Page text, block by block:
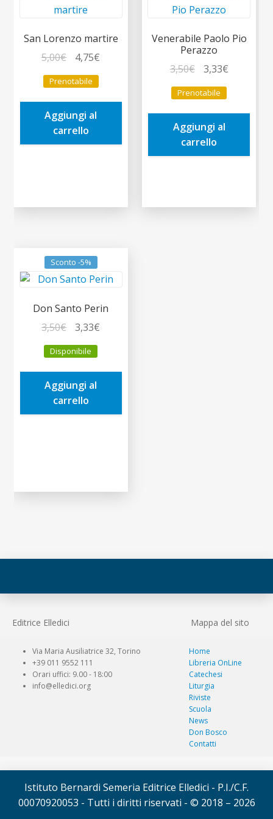
San Lorenzo martire
5,00€
prezzo
originale
era:
5,00€.
4,75€
è:
Prenotabile
Aggiungi al
carrello
Venerabile Paolo Pio
Perazzo
3,50€
prezzo
originale
era:
3,50€.
3,33€Il
è:
Prenotabile
Aggiungi al
carrello
Sconto -5%
Don Santo Perin
3,50€
prezzo
originale
era:
3,50€.
3,33€
è:
Disponibile
Aggiungi al
carrello
Editrice Elledici Mappa del sito
Via Maria Ausiliatrice 32, Torino
+39 011 9552 111
Orari uffici: 9.00 - 18:00
info@elledici.org
Home
Libreria OnLine
Catechesi
Liturgia
Riviste
Scuola
News
Don Bosco
Contatti
Istituto Bernardi Semeria Editrice Elledici - P.I./C.F.
00070920053 - Tutti i diritti riservati - © 2018 – 2026